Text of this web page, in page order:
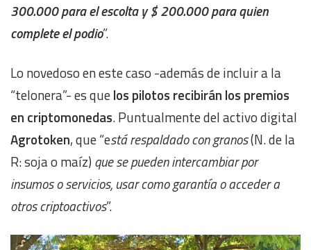
300.000 para el escolta y $ 200.000 para quien
complete el podio”.
Lo novedoso en este caso -además de incluir a la
“telonera”- es quelos pilotos recibirán los premios
en criptomonedas. Puntualmente del activo digital
Agrotoken, que “está respaldado con granos(N. de la
R: soja o maíz) que se pueden intercambiar por
insumos o servicios, usar como garantía o acceder a
otros criptoactivos”.